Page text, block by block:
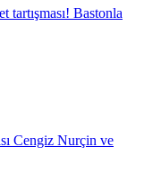
tartışması! Bastonla
Cengiz Nurçin ve